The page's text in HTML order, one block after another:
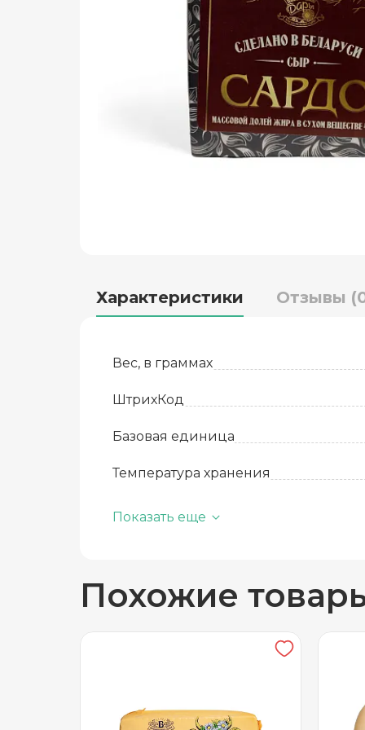
Характеристики Отзывы
Вес, в граммах
ШтрихКод
Базовая единица
Температура хранения
Жирность, %
Показать еще
Похожие